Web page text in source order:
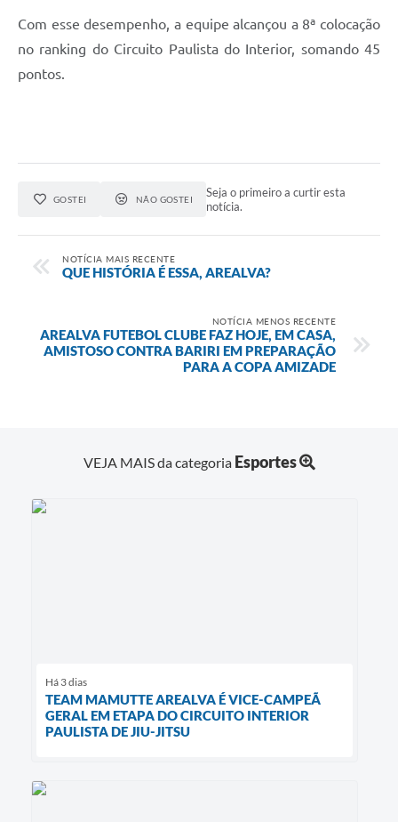
Com esse desempenho, a equipe alcançou a 8ª colocação
no ranking do Circuito Paulista do Interior, somando 45
pontos.
GOSTEI NÃO GOSTEI
Seja o primeiro a curtir esta
notícia.
NOTÍCIA MAIS RECENTE
QUE HISTÓRIA É ESSA, AREALVA?
NOTÍCIA MENOS RECENTE
AREALVA FUTEBOL CLUBE FAZ HOJE, EM CASA,
AMISTOSO CONTRA BARIRI EM PREPARAÇÃO
PARA A COPA AMIZADE
VEJA MAIS da categoria Esportes
Há 3 dias
TEAM MAMUTTE AREALVA É VICE-CAMPEÃ
GERAL EM ETAPA DO CIRCUITO INTERIOR
PAULISTA DE JIU-JITSU